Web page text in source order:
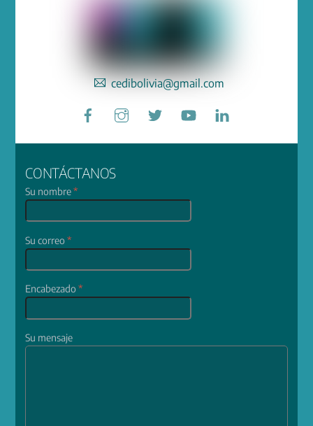
cedibolivia@gmail.com
Facebook
CONTÁCTANOS
Su nombre*
Su correo*
Encabezado*
Su mensaje